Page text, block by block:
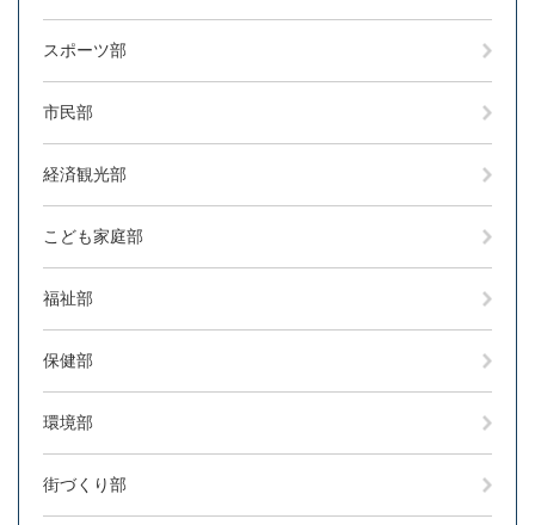
スポーツ部
市民部
経済観光部
こども家庭部
福祉部
保健部
環境部
街づくり部